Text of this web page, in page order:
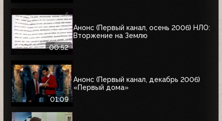
00:52
Анонс (Первый канал, осень 2006) НЛО:
Вторжение на Землю
01:09
Анонс (Первый канал, декабрь 2006)
«Первый дома»